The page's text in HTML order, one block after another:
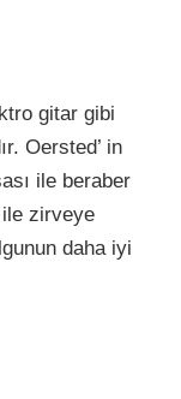
gitar gibi
Oersted’ in
ile beraber
ile zirveye
daha iyi